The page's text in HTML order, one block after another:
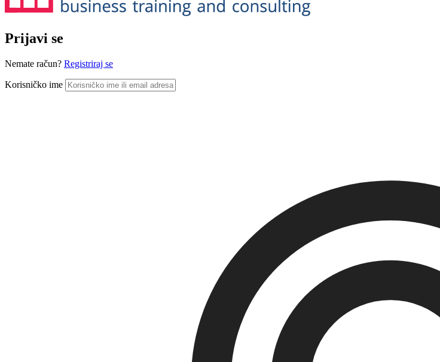
Prijavi se
Nemate račun? Registriraj se
Korisničko ime